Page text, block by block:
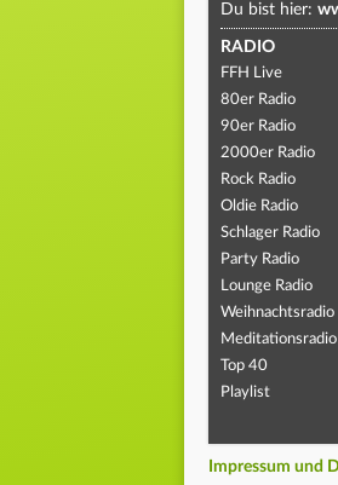
Du bist hier:
RADIO
FFH Live
80er Radio
90er Radio
2000er Radio
Rock Radio
Oldie Radio
Schlager Radio
Party Radio
Lounge Radio
Weihnachtsradio
Meditationsradio
Top 40
Playlist
Impressum und